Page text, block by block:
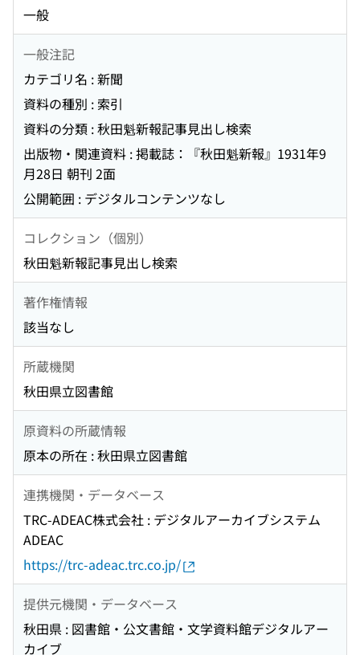
一般
一般注記
カテゴリ名 : 新聞
資料の種別 : 索引
資料の分類 : 秋田魁新報記事見出し検索
出版物・関連資料 : 掲載誌：『秋田魁新報』1931年9
月28日 朝刊 2面
公開範囲 : デジタルコンテンツなし
コレクション（個別）
秋田魁新報記事見出し検索
著作権情報
該当なし
所蔵機関
秋田県立図書館
原資料の所蔵情報
原本の所在 : 秋田県立図書館
連携機関・データベース
TRC-ADEAC株式会社 : デジタルアーカイブシステム
ADEAC
https://trc-adeac.trc.co.jp/
提供元機関・データベース
秋田県 : 図書館・公文書館・文学資料館デジタルアー
カイブ